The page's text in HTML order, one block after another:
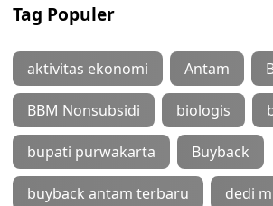
Tag Populer
aktivitas ekonomi Antam
BBM Nonsubsidi biologis
bupati purwakarta Buyback
buyback antam terbaru dedi